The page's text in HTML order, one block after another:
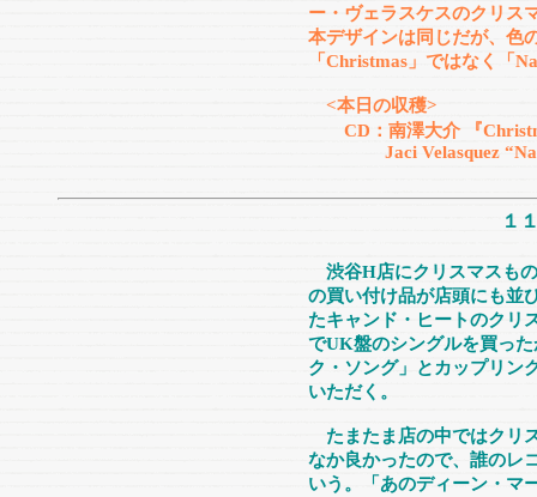
ー・ヴェラスケスのクリス
本デザインは同じだが、色
「Christmas」ではなく「
<本日の収穫>
CD：南澤大介 『
Jaci Velasquez
１
渋谷H店にクリスマスも
の買い付け品が店頭にも並
たキャンド・ヒートのクリ
でUK盤のシングルを買っ
ク・ソング」とカップリン
いただく。
たまたま店の中ではクリ
なか良かったので、誰のレ
いう。「あのディーン・マ